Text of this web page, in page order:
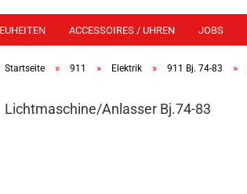
ACCESSOIRES / UHREN JOBS
Startseite » 911 » Elektrik » 911 Bj. 74-83 »
Lichtmaschine/Anlasser Bj.74-83